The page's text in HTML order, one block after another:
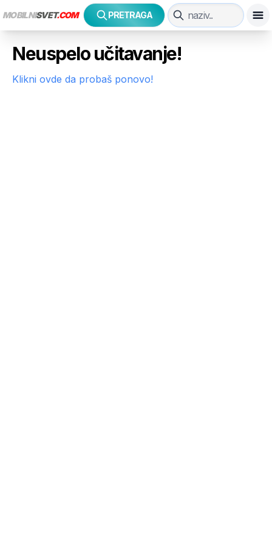
MOBILNISVET.COM PRETRAGA
Neuspelo učitavanje!
Klikni ovde da probaš ponovo!